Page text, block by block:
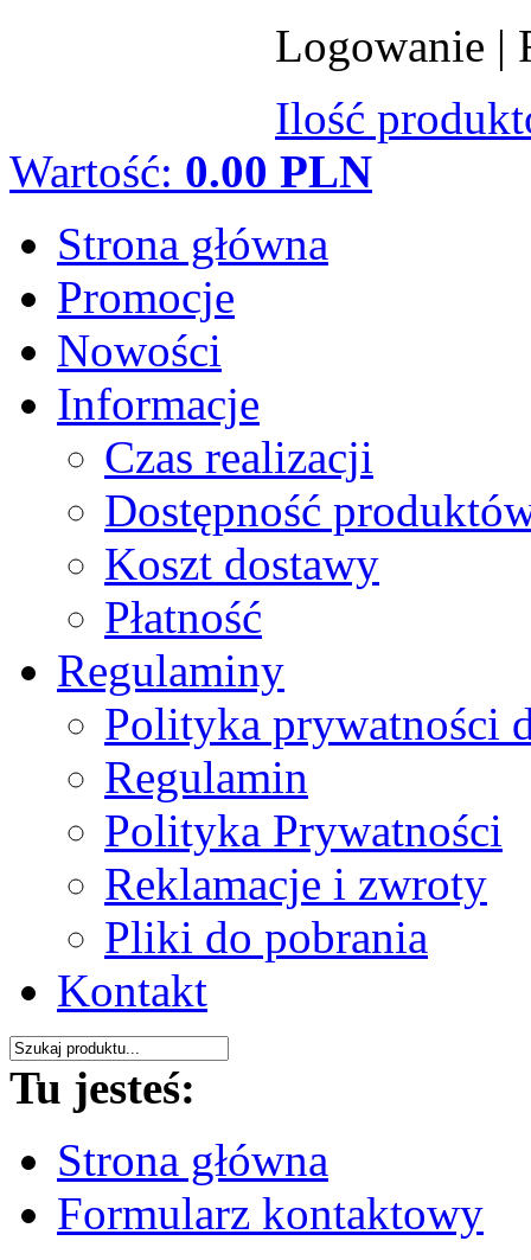
Logowanie |
Ilość
Wartość: 0.00 PLN
Strona główna
Promocje
Nowości
Informacje
Czas realizacji
Dostępność
Koszt dostawy
Płatność
Regulaminy
Polityka prywatności
Regulamin
Polityka Prywatności
Reklamacje i zwroty
Pliki do pobrania
Kontakt
Tu jesteś:
Strona główna
Formularz kontaktowy